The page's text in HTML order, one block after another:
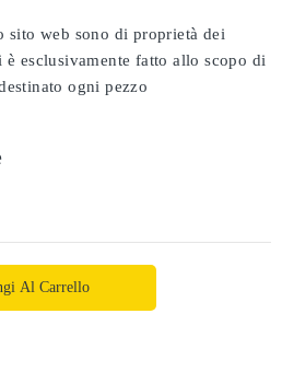
sito web sono di proprietà dei
esclusivamente fatto allo scopo di
ogni pezzo
Al Carrello